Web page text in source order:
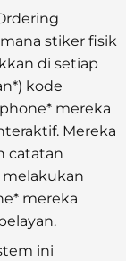
stiker fisik
di setiap
kode
mereka
Mereka
catatan
melakukan
mereka
ini